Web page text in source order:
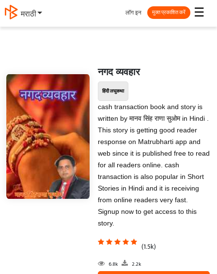
मराठी ☰
लॉग इन मुक्त प्रकाशित करें
नगद व्यवहार
हिंदी लघुकथा
cash transaction book and story is
written by मानव सिंह राणा सुओम in Hindi .
This story is getting good reader
response on Matrubharti app and
web since it is published free to read
for all readers online. cash
transaction is also popular in Short
Stories in Hindi and it is receiving
from online readers very fast.
Signup now to get access to this
story.
(1.5k)
6.8k 2.2k